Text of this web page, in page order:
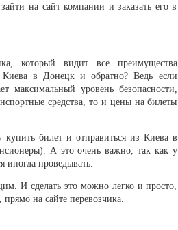
на сайт компании и заказать его в
который видит все преимущества
Киева в Донецк и обратно? Ведь если
максимальный уровень безопасности,
средства, то и цены на билеты
купить билет и отправиться из Киева в
А это очень важно, так как у
иногда проведывать.
И сделать это можно легко и просто,
на сайте перевозчика.